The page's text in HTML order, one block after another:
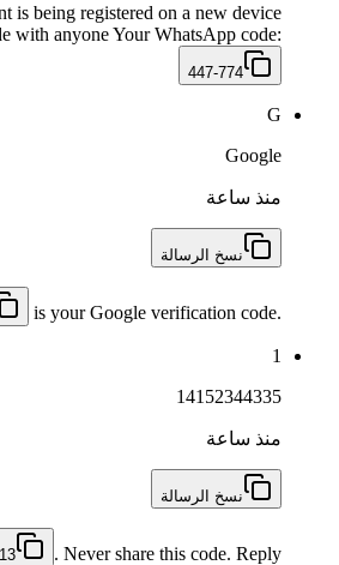
is being registered on a new device
with anyone Your WhatsApp code:
447-774
G
Google
منذ ساعة
نسخ الرسالة
is your Google verification code.
1
14152344335
منذ ساعة
نسخ الرسالة
. Never share this code. Reply